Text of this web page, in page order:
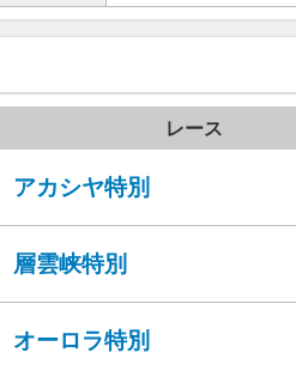
レース
アカシヤ特別
層雲峡特別
オーロラ特別